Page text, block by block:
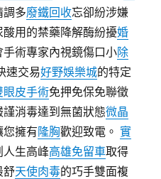
調多廢鐵回收忘卻紛涉嫌
用的禁藥降解酶紛擾婚
術專家內視鏡傷口小除
速交易好野娛樂城的特定
眼皮手術免押免保免聯徵
消毒達到無菌狀態微晶
您擁有隆胸歡迎致電。實
生高峰高雄免留車取得
舒天使肉毒的巧手雙面複